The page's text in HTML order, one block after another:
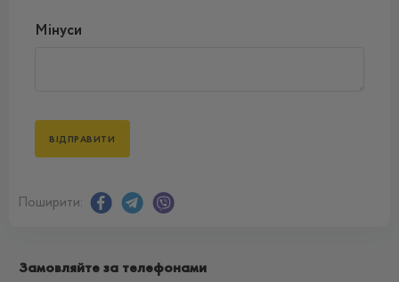
Мінуси
Поширити:
Замовляйте за телефонами